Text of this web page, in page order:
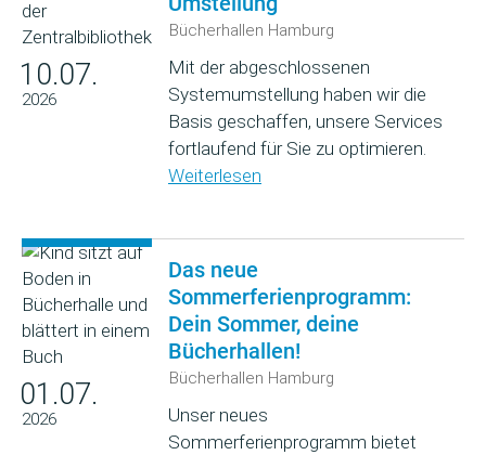
10.07.
2026
Bücherhallen Hamburg
Mit der abgeschlossenen
Systemumstellung haben wir die
Basis geschaffen, unsere Services
fortlaufend für Sie zu optimieren.
Weiterlesen
01.07.
2026
Das neue
Sommerferienprogramm:
Dein Sommer, deine
Bücherhallen!
Bücherhallen Hamburg
Unser neues
Sommerferienprogramm bietet